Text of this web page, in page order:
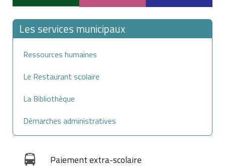
Les services municipaux
Ressources humaines
Le Restaurant scolaire
La Bibliothèque
Démarches administratives
Paiement extra-scolaire